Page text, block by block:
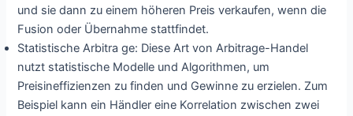
und sie dann zu einem höheren Preis verkaufen, wenn die
Fusion oder Übernahme stattfindet.
Statistische Arbitra ge: Diese Art von Arbitrage-Handel
nutzt statistische Modelle und Algorithmen, um
Preisineffizienzen zu finden und Gewinne zu erzielen. Zum
Beispiel kann ein Händler eine Korrelation zwischen zwei